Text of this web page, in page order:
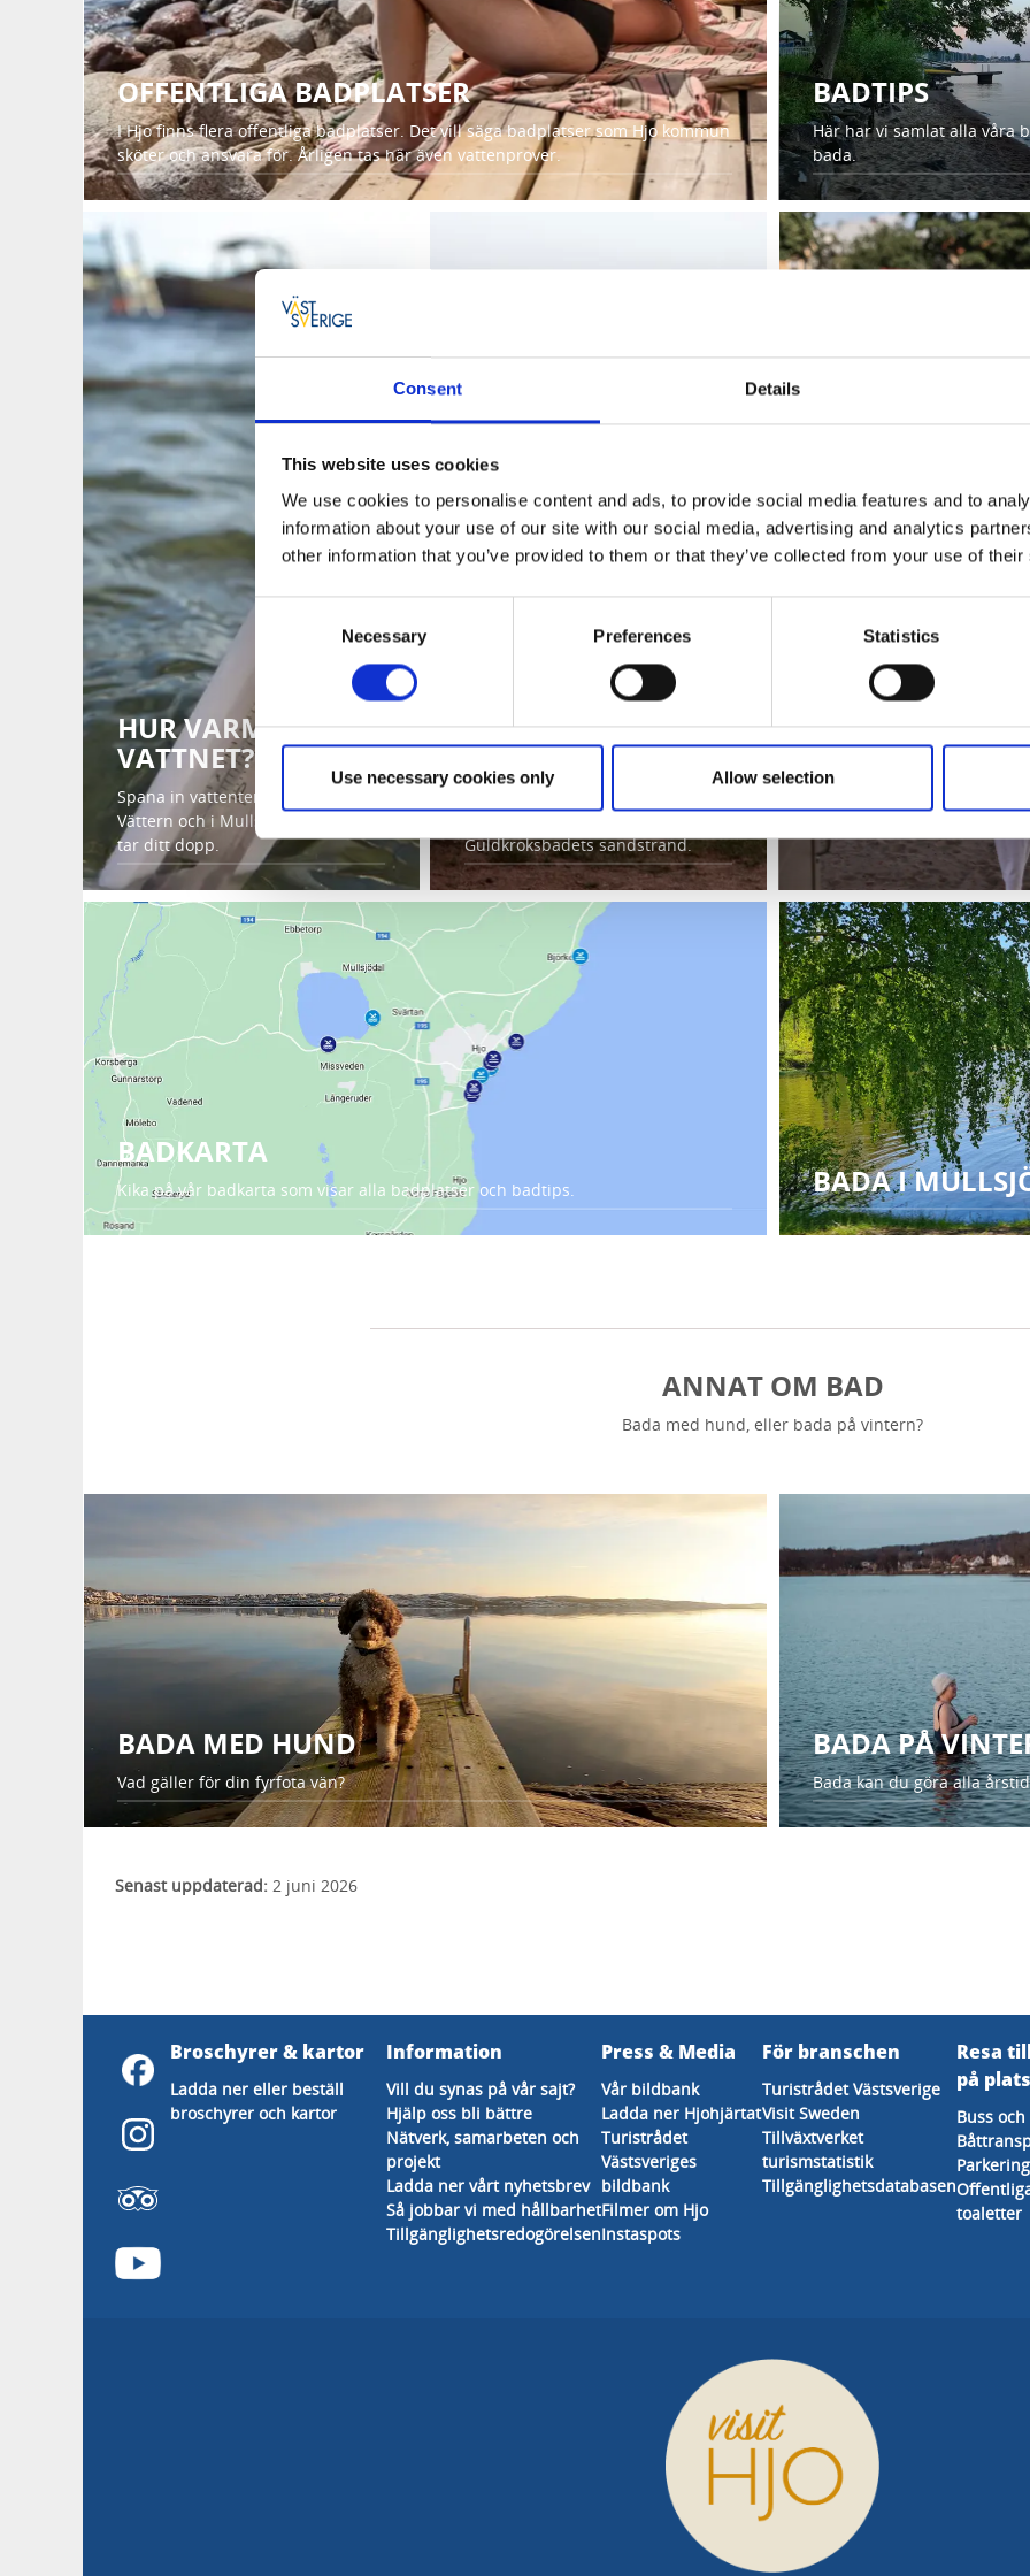
Consent Details
This website uses cookies
We use cookies to personalise content and ads, to provide social media features and to
information about your use of our site with our social media, advertising and analytics
other information that you’ve provided to them or that they’ve collected from your use of
Consent
Necessary Preferences Statistics
Use necessary cookies only Allow selection
OFFENTLIGA BADPLATSER
I Hjo finns flera offentliga badplatser. Det vill säga badplatser som Hjo kommun
sköter och ansvara för. Årligen tas här även vattenprover.
BADTIPS
Här har vi samlat alla våra
bada.
HUR VARMT ÄR
VATTNET?
Spana in vattentemperaturen i
Vättern och i Mullsjön innan du
tar ditt dopp.
EGEN BADHYTT
Guldkroksbadets sandstrand.
På Guldkroksbadet kan
BADKARTA
Kika på vår badkarta som visar alla badplatser och badtips. BADA I
ANNAT OM BAD
Bada med hund, eller bada på vintern?
BADA MED HUND
Vad gäller för din fyrfota vän?
BADA PÅ
Bada kan du göra alla
Senast uppdaterad: 2 juni 2026
Broschyrer & kartor
Ladda ner eller beställ
broschyrer och kartor
Information
Vill du synas på vår sajt?
Hjälp oss bli bättre
Nätverk, samarbeten och
projekt
Ladda ner vårt nyhetsbrev
Så jobbar vi med hållbarhet
Tillgänglighetsredogörelsen
Press & Media
Vår bildbank
Ladda ner Hjohjärtat
Turistrådet
Västsveriges
bildbank
Filmer om Hjo
Instaspots
För branschen
Turistrådet Västsverige
Visit Sweden
Tillväxtverket
turismstatistik
Tillgänglighetsdatabasen
Resa
på
Buss
toaletter